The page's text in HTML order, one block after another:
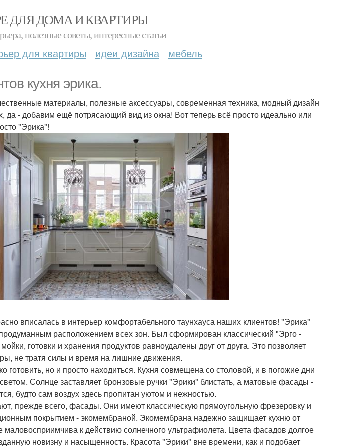
ДЛЯ ДОМА И КВАРТИРЫ
полезные советы, интересные статьи
для квартиры идеи дизайна мебель
кухня эрика.
материалы, полезные аксессуары, современная техника, модный дизайн
да - добавим ещё потрясающий вид из окна! Вот теперь всё просто идеально или
"Эрика"!
вписалась в интерьер комфортабельного таунхауса наших клиентов! "Эрика"
расположением всех зон. Был сформирован классический "Эрго -
готовки и хранения продуктов равноудалены друг от друга. Это позволяет
не тратя силы и время на лишние движения.
готовить, но и просто находиться. Кухня совмещена со столовой, и в погожие дни
Солнце заставляет бронзовые ручки "Эрики" блистать, а матовые фасады -
будто сам воздух здесь пропитан уютом и нежностью.
прежде всего, фасады. Они имеют классическую прямоугольную фрезеровку и
покрытием - экомембраной. Экомембрана надежно защищает кухню от
маловосприимчива к действию солнечного ультрафиолета. Цвета фасадов долгое
новизну и насыщенность. Красота "Эрики" вне времени, как и подобает